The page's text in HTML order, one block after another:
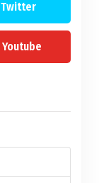
Twitter
Youtube